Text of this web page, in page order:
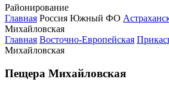
Районирование
Главная Россия Южный ФО
Михайловская
Главная Восточно-Европейская
Михайловская
Пещера Михайловская